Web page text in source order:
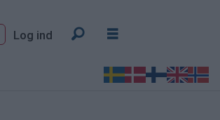
Log ind